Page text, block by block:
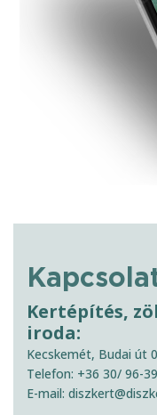
Kertépítés,
iroda:
Kecskemét, Budai út
Telefon: +36 30/ 96-
E-mail: